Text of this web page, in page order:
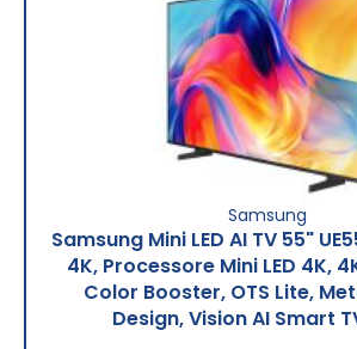
Samsung
Samsung Mini LED AI TV 55"
4K, Processore Mini LED 4K,
Color Booster, OTS Lite,
Design, Vision AI Smart